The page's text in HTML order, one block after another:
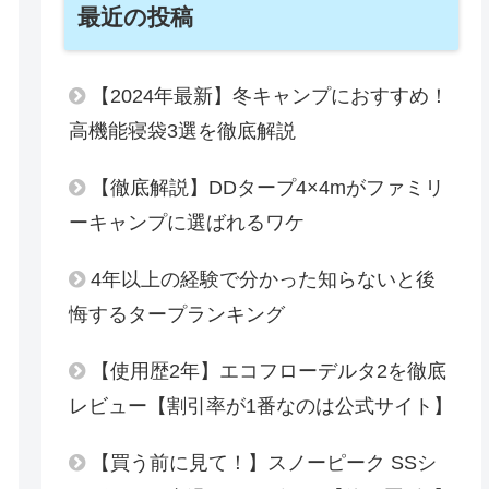
最近の投稿
【2024年最新】冬キャンプにおすすめ！
高機能寝袋3選を徹底解説
【徹底解説】DDタープ4×4mがファミリ
ーキャンプに選ばれるワケ
4年以上の経験で分かった知らないと後
悔するタープランキング
【使用歴2年】エコフローデルタ2を徹底
レビュー【割引率が1番なのは公式サイト】
【買う前に見て！】スノーピーク SSシ